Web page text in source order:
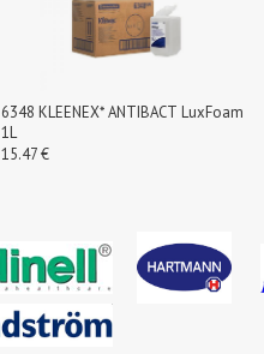
6348 KLEENEX* ANTIBACT LuxFoam
1L
15.47 €